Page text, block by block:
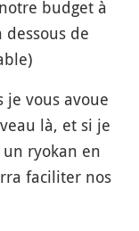
budget à
de
je vous avoue
là, et si je
ryokan en
faciliter nos